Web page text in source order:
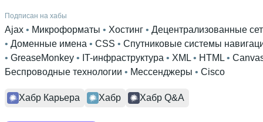
Подписан на хабы
Ajax • Микроформаты • Хостинг • Децентрализованные
• Доменные имена • CSS • Спутниковые системы
• GreaseMonkey • IT-инфраструктура • XML • HTML •
Беспроводные технологии • Мессенджеры • Cisco
Хабр Карьера Хабр Хабр Q&A